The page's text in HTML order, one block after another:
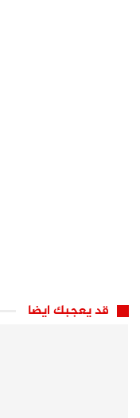
قد يعجبك ايضا